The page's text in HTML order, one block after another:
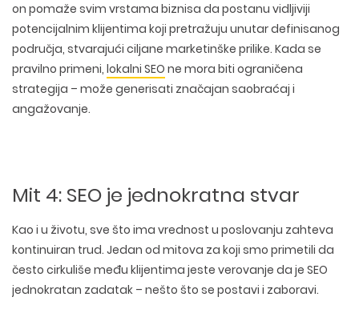
on pomaže svim vrstama biznisa da postanu vidljiviji
potencijalnim klijentima koji pretražuju unutar definisanog
područja, stvarajući ciljane marketinške prilike. Kada se
pravilno primeni, lokalni SEO ne mora biti ograničena
strategija – može generisati značajan saobraćaj i
angažovanje.
Mit 4: SEO je jednokratna stvar
Kao i u životu, sve što ima vrednost u poslovanju zahteva
kontinuiran trud. Jedan od mitova za koji smo primetili da
često cirkuliše među klijentima jeste verovanje da je SEO
jednokratan zadatak – nešto što se postavi i zaboravi.